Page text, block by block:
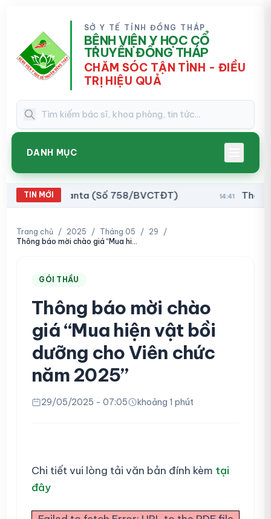
SỞ Y TẾ TỈNH ĐỒNG THÁP
BỆNH VIỆN Y HỌC CỔ
TRUYỀN ĐỒNG THÁP
CHĂM SÓC TẬN TÌNH - ĐIỀU
TRỊ HIỆU QUẢ
DANH MỤC
TIN MỚI
Hanta (Số 758/BVCTĐT) 14:41 Thông báo về
Trang chủ / 2025 / Tháng 05 / 29
/
Thông báo mời chào giá “Mua hiện vật bồi dưỡng cho Viên chức năm 2025”
GÓI THẦU
Thông báo mời chào
giá “Mua hiện vật bồi
dưỡng cho Viên chức
năm 2025”
29/05/2025 - 07:05 khoảng 1 phút
Chi tiết vui lòng tải văn bản đính kèm tại
đây